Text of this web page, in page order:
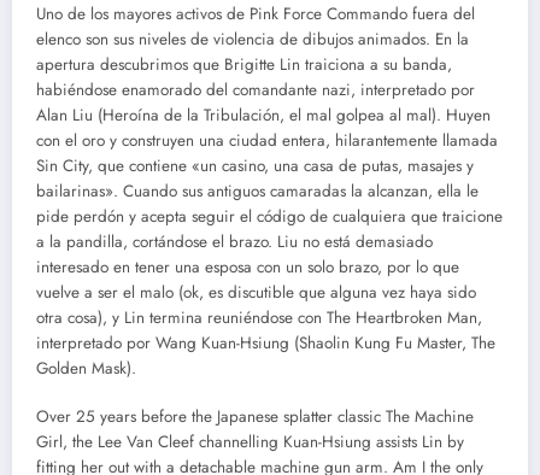
Uno de los mayores activos de Pink Force Commando fuera del
elenco son sus niveles de violencia de dibujos animados. En la
apertura descubrimos que Brigitte Lin traiciona a su banda,
habiéndose enamorado del comandante nazi, interpretado por
Alan Liu (Heroína de la Tribulación, el mal golpea al mal). Huyen
con el oro y construyen una ciudad entera, hilarantemente llamada
Sin City, que contiene «un casino, una casa de putas, masajes y
bailarinas». Cuando sus antiguos camaradas la alcanzan, ella le
pide perdón y acepta seguir el código de cualquiera que traicione
a la pandilla, cortándose el brazo. Liu no está demasiado
interesado en tener una esposa con un solo brazo, por lo que
vuelve a ser el malo (ok, es discutible que alguna vez haya sido
otra cosa), y Lin termina reuniéndose con The Heartbroken Man,
interpretado por Wang Kuan-Hsiung (Shaolin Kung Fu Master, The
Golden Mask).
Over 25 years before the Japanese splatter classic The Machine
Girl, the Lee Van Cleef channelling Kuan-Hsiung assists Lin by
fitting her out with a detachable machine gun arm. Am I the only